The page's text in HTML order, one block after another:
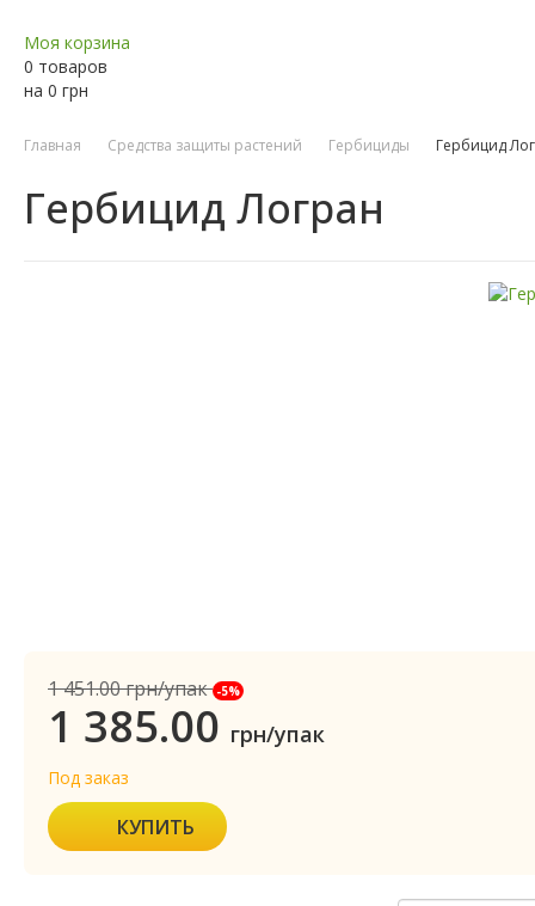
Моя корзина
0 товаров
на 0 грн
Главная Средства защиты растений Гербициды Гербицид
Гербицид Логран
1 451.00грн/упак -5%
1 385.00 грн/упак
Под заказ
КУПИТЬ